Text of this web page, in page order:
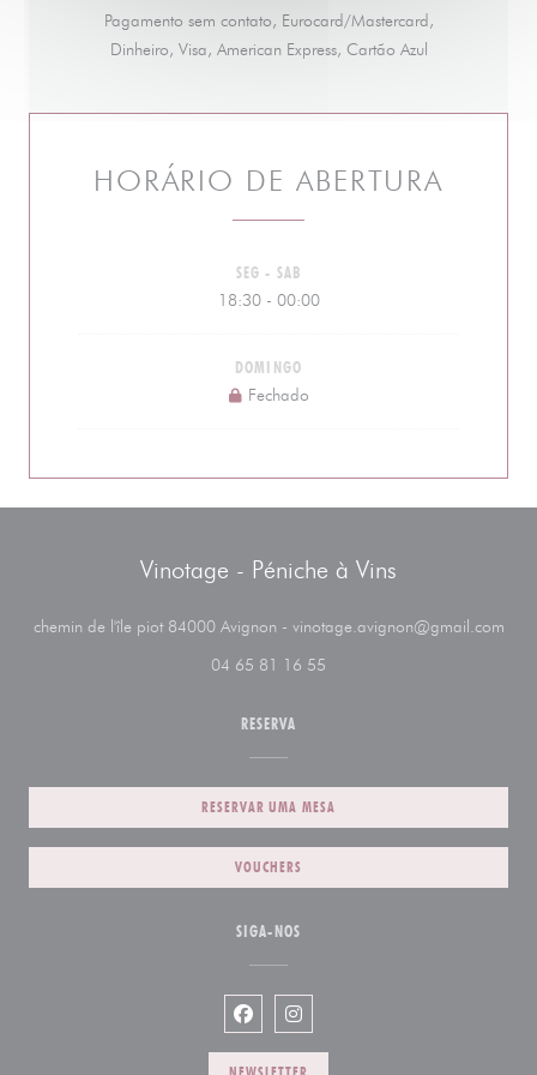
Pagamento sem contato, Eurocard/Mastercard,
Dinheiro, Visa, American Express, Cartão Azul
HORÁRIO DE ABERTURA
SEG - SAB
18:30 - 00:00
DOMINGO
Fechado
Vinotage - Péniche à Vins
chemin de l'île piot 84000 Avignon - vinotage.avignon@gmail.com
04 65 81 16 55
RESERVA
RESERVAR UMA MESA
VOUCHERS
SIGA-NOS
Facebook ((abre numa nova janela))
Instagram ((abre numa nova